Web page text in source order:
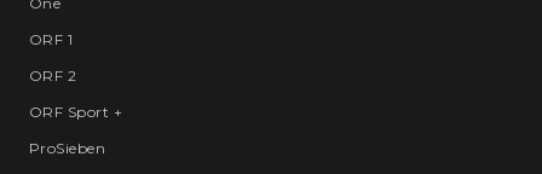
ORF 1
ORF 2
ORF Sport +
ProSieben